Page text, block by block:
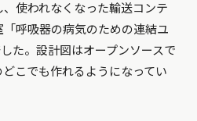
使われなくなった輸送コンテ
呼吸器の病気のための連結ユ
た。設計図はオープンソースで
こでも作れるようになってい